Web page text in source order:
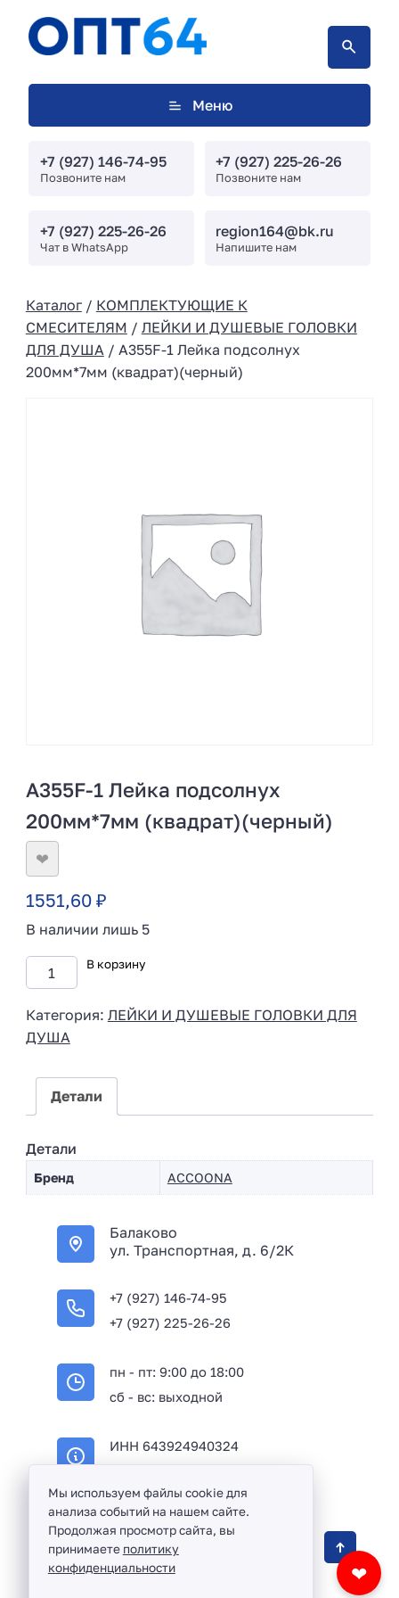
Меню
+7 (927) 146-74-95
Позвоните нам
+7 (927) 225-26-26
Позвоните нам
+7 (927) 225-26-26
Чат в WhatsApp
region164@bk.ru
Напишите нам
Каталог/ КОМПЛЕКТУЮЩИЕ К
СМЕСИТЕЛЯМ / ЛЕЙКИ И ДУШЕВЫЕ ГОЛОВКИ
ДЛЯ ДУША / A355F-1 Лейка подсолнух
200мм*7мм (квадрат)(черный)
A355F-1 Лейка подсолнух
200мм*7мм (квадрат)(черный)
❤
1551,60 ₽
В наличии лишь 5
В корзину
Категория: ЛЕЙКИ И ДУШЕВЫЕ ГОЛОВКИ ДЛЯ
ДУША
Детали
Детали
Бренд ACCOONA
Балаково
ул. Транспортная, д. 6/2К
+7 (927) 146-74-95
+7 (927) 225-26-26
пн - пт: 9:00 до 18:00
сб - вс: выходной
ИНН 643924940324
❤
Оптовая продажа сантехники и комплектующих
в Балаково и Саратовской области ©
Мы используем файлы cookie для
анализа событий на нашем сайте.
Продолжая просмотр сайта, вы
принимаете политику
конфиденциальности